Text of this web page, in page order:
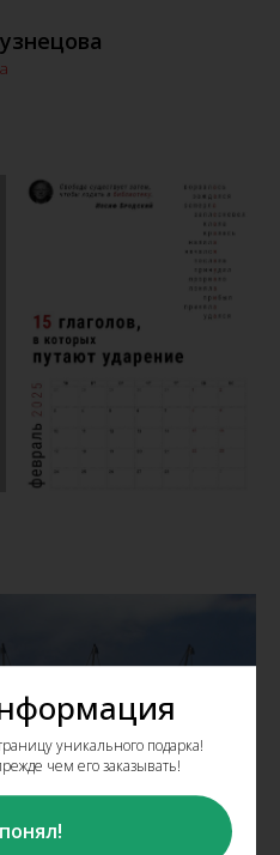
уникального подарка!
чем его заказывать!